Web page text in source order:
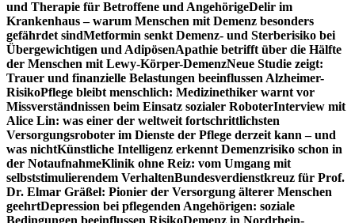
und Therapie für Betroffene und AngehörigeDelir im
Krankenhaus – warum Menschen mit Demenz besonders
gefährdet sindMetformin senkt Demenz- und Sterberisiko bei
Übergewichtigen und AdipösenApathie betrifft über die Hälfte
der Menschen mit Lewy-Körper-DemenzNeue Studie zeigt:
Trauer und finanzielle Belastungen beeinflussen Alzheimer-
RisikoPflege bleibt menschlich: Medizinethiker warnt vor
Missverständnissen beim Einsatz sozialer RoboterInterview mit
Alice Lin: was einer der weltweit fortschrittlichsten
Versorgungsroboter im Dienste der Pflege derzeit kann – und
was nichtKünstliche Intelligenz erkennt Demenzrisiko schon in
der NotaufnahmeKlinik ohne Reiz: vom Umgang mit
selbststimulierendem VerhaltenBundesverdienstkreuz für Prof.
Dr. Elmar Gräßel: Pionier der Versorgung älterer Menschen
geehrtDepression bei pflegenden Angehörigen: soziale